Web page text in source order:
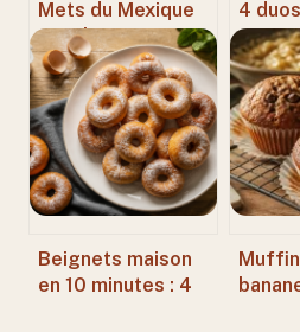
Mets du Mexique
en 9 lettres : 3
solutions
infaillibles pour
vos grilles
4
pour
une
Beignets maison
en 10 minutes : 4